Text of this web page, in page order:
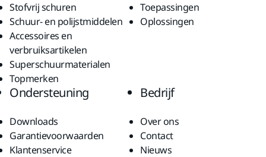
Stofvrij schuren
Schuur- en polijstmiddelen
Accessoires en
verbruiksartikelen
Superschuurmaterialen
Topmerken
Toepassingen
Oplossingen
Ondersteuning
Downloads
Garantievoorwaarden
Klantenservice
Bedrijf
Over ons
Contact
Nieuws